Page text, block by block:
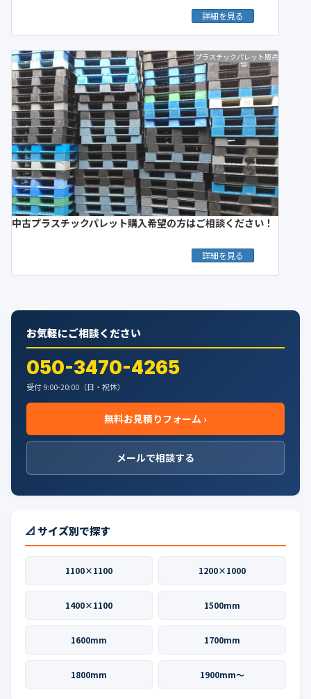
詳細を見る
プラスチックパレット販売
中古プラスチックパレット購入希望の方はご相談ください！
詳細を見る
お気軽にご相談ください
050-3470-4265
受付 9:00-20:00（日・祝休）
無料お見積りフォーム ›
メールで相談する
📐 サイズ別で探す
1100×1100 1200×1000
1400×1100 1500mm
1600mm 1700mm
1800mm 1900mm〜